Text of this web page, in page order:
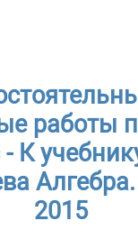
работы
- К
Алгебра.
2015